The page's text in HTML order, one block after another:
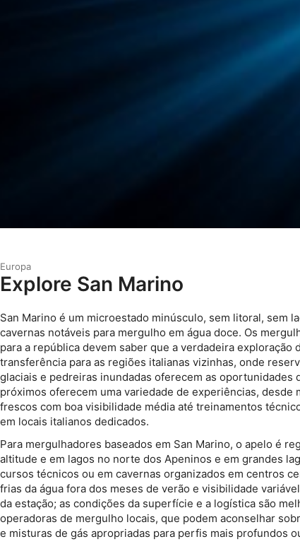
Europa
Explore San Marino
San Marino é um microestado minúsculo, sem litoral, sem
cavernas notáveis para mergulho em água doce. Os
para a república devem saber que a verdadeira exploração
transferência para as regiões italianas vizinhas, onde
glaciais e pedreiras inundadas oferecem as oportunidades
próximos oferecem uma variedade de experiências, desde
frescos com boa visibilidade média até treinamentos
em locais italianos dedicados.
Para mergulhadores baseados em San Marino, o apelo é
altitude e em lagos no norte dos Apeninos e em grandes
cursos técnicos ou em cavernas organizados em centros
frias da água fora dos meses de verão e visibilidade
da estação; as condições da superfície e a logística são
operadoras de mergulho locais, que podem aconselhar
e misturas de gás apropriadas para perfis mais profundos